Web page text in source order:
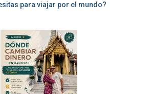
para viajar por el mundo?